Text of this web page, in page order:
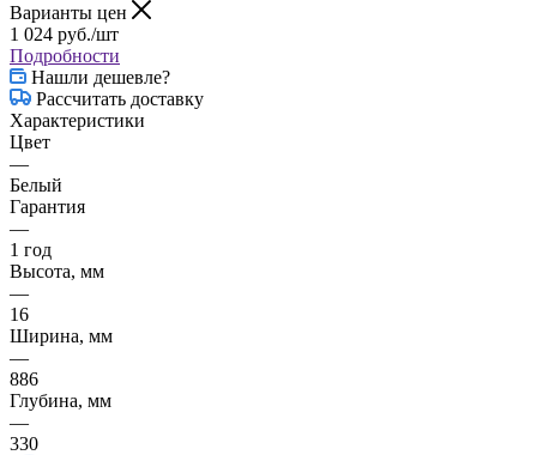
Варианты цен
1 024 руб./шт
Подробности
Нашли дешевле?
Рассчитать доставку
Характеристики
Цвет
—
Белый
Гарантия
—
1 год
Высота, мм
—
16
Ширина, мм
—
886
Глубина, мм
—
330